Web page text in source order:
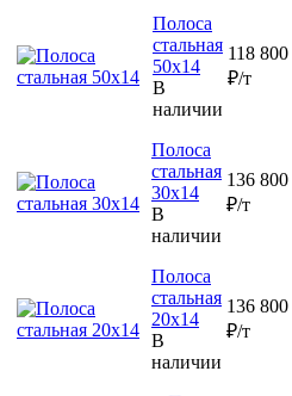
Полоса
стальная
50х14
В
наличии
118 800
₽/т
Полоса
стальная
30х14
В
наличии
136 800
₽/т
Полоса
стальная
20х14
В
наличии
136 800
₽/т